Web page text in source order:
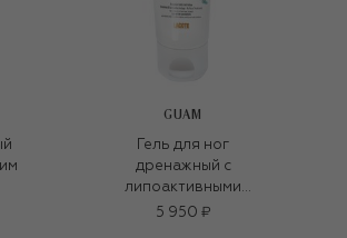
GUAM
Гель для ног
дренажный с
липоактивными
наносферами
5 950 ₽